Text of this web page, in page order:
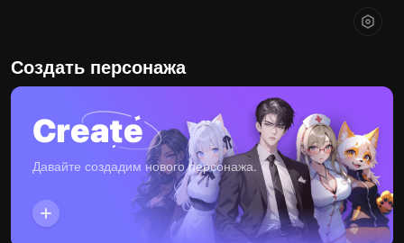
Создать персонажа
Давайте создадим нового персонажа.